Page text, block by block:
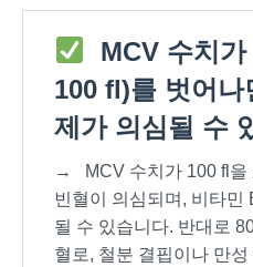
MCV 수치
100 fl)를 벗어
제가 의심될 수
→
MCV 수치가 100 fl
빈혈이 의심되며, 비타민
될 수 있습니다. 반대로
혈로, 철분 결핍이나 만